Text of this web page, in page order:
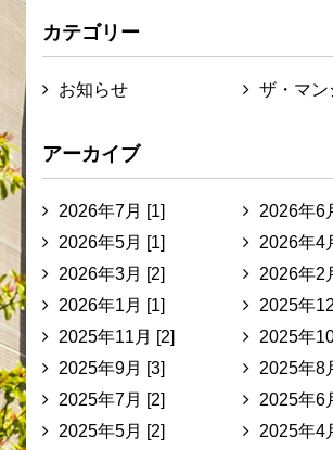
カテゴリー
お知らせ ザ・マン
アーカイブ
2026年7月 [1]
2026年6
2026年5月 [1]
2026年4
2026年3月 [2]
2026年2
2026年1月 [1]
2025年
2025年11月 [2]
2025年
2025年9月 [3]
2025年8
2025年7月 [2]
2025年6
2025年5月 [2]
2025年4